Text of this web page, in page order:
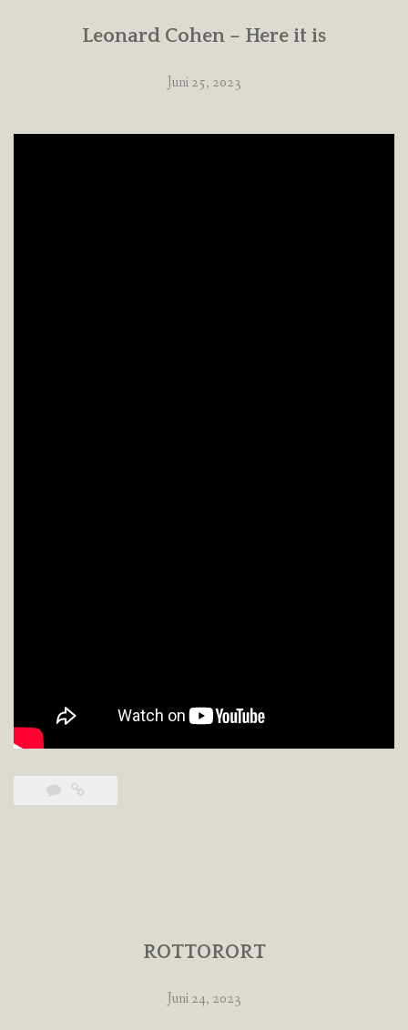
Leonard Cohen – Here it is
Juni 25, 2023
ROTTORORT
Juni 24, 2023